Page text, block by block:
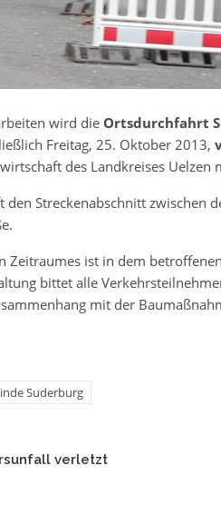
wird die Ortsdurchfahrt
Freitag, 25. Oktober 2013,
des Landkreises Uelzen
Streckenabschnitt zwischen
Zeitraumes ist in dem
bittet alle
mit der
Suderburg
verletzt